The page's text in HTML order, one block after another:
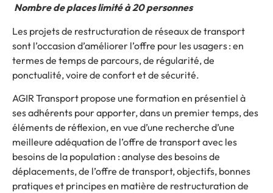
Nombre de places limité à 20 personnes
Les projets de restructuration de réseaux de transport
sont l’occasion d’améliorer l’offre pour les usagers : en
termes de temps de parcours, de régularité, de
ponctualité, voire de confort et de sécurité.
AGIR Transport propose une formation en présentiel à
ses adhérents pour apporter, dans un premier temps, des
éléments de réflexion, en vue d’une recherche d’une
meilleure adéquation de l’offre de transport avec les
besoins de la population : analyse des besoins de
déplacements, de l’offre de transport, objectifs, bonnes
pratiques et principes en matière de restructuration de